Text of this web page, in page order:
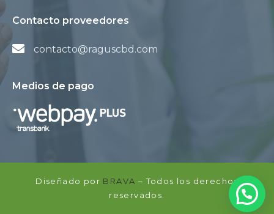
Contacto proveedores
contacto@raguscbd.com
Medios de pago
Diseñado por BRAVA – Todos los derechos
reservados.